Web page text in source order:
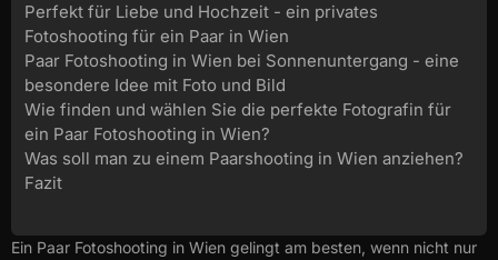
Perfekt für Liebe und Hochzeit - ein privates
Fotoshooting für ein Paar in Wien
Paar Fotoshooting in Wien bei Sonnenuntergang - eine
besondere Idee mit Foto und Bild
Wie finden und wählen Sie die perfekte Fotografin für
ein Paar Fotoshooting in Wien?
Was soll man zu einem Paarshooting in Wien anziehen?
Fazit
Ein Paar Fotoshooting in Wien gelingt am besten, wenn nicht nur